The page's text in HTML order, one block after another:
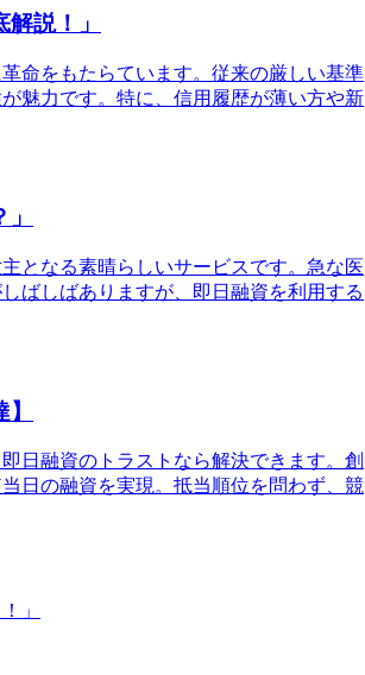
説！」
命をもたらています。従来の厳しい基準
魅力です。特に、信用履歴が薄い方や新
となる素晴らしいサービスです。急な医
ばしばありますが、即日融資を利用する
日融資のトラストなら解決できます。創
日の融資を実現。抵当順位を問わず、競
」